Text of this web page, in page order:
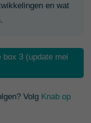
en wat
box 3 (update mei
Volg Knab op